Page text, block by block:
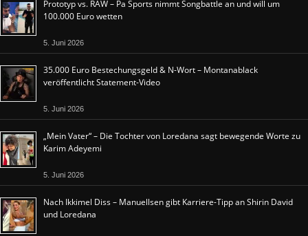
Prototyp vs. RAW – Pa Sports nimmt Songbattle an und will um
100.000 Euro wetten
5. Juni 2026
35.000 Euro Bestechungsgeld & N-Wort – Montanablack
veröffentlicht Statement-Video
5. Juni 2026
„Mein Vater“ – Die Tochter von Loredana sagt bewegende Worte zu
Karim Adeyemi
5. Juni 2026
Nach Ikkimel Diss – Manuellsen gibt Karriere-Tipp an Shirin David
und Loredana